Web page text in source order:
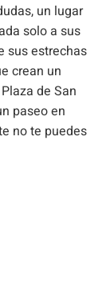
un lugar
solo a sus
sus estrechas
crean un
de San
paseo en
no te puedes